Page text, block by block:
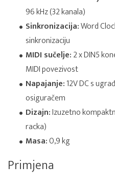
96 kHz (32 kanala)
Sinkronizacija:Word
sinkronizaciju
MIDI sučelje:2 x DIN5
MIDI povezivost
Napajanje:12V DC s
osiguračem
Dizajn:Izuzetno
racka)
Masa:0,9 kg
Primjena